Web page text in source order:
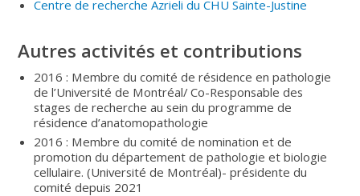
Centre de recherche Azrieli du CHU Sainte-Justine
Autres activités et contributions
2016 : Membre du comité de résidence en pathologie
de l’Université de Montréal/ Co-Responsable des
stages de recherche au sein du programme de
résidence d’anatomopathologie
2016 : Membre du comité de nomination et de
promotion du département de pathologie et biologie
cellulaire. (Université de Montréal)- présidente du
comité depuis 2021